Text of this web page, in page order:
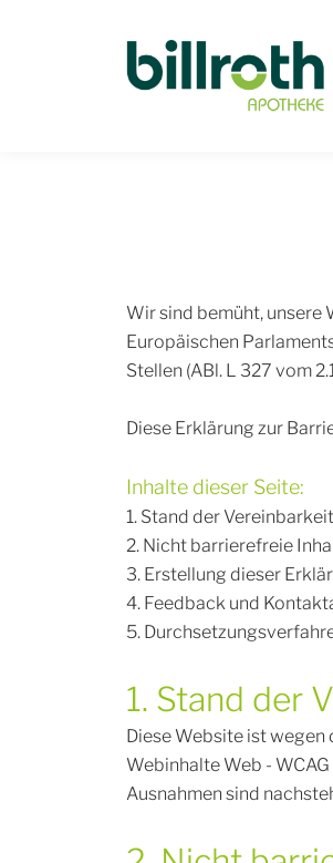
Wir sind bemüht, unsere
Europäischen
Stellen (ABl. L 327 vom
Diese Erklärung zur
Inhalte dieser Seite:
1. Stand der
2. Nicht barrierefreie
3. Erstellung dieser
4. Feedback und
5.
1. Stand der
Diese Website ist
Webinhalte Web -
Ausnahmen sind